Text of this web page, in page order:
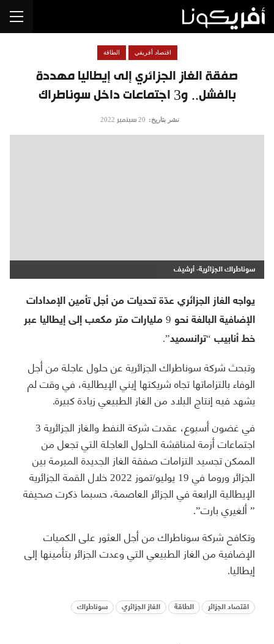
صفقة الغاز الجزائري إلى إيطاليا مهددة
بالفشل.. و3 اجتماعات داخل سوناطراك
اقتصاد أفريقي الطاقة
نشر بتاريخ: 20 سبتمبر 2022
سوناطراك الجزائرية- أرشيف
يواجه الغاز الجزائري عدّة تحديات من أجل تأمين الإمدادات
الإضافية البالغة نحو 9 مليارات متر مكعب إلى إيطاليا عبر
خط أنابيب “ترانسميد”.
وتبحث شركة سوناطراك الجزائرية عن حلول عاجلة من أجل
الوفاء بالتزاماتها تجاه شريكتها إيني الإيطالية، في وقت لم
يشهد فيه إنتاج البلاد من الغاز الطبيعي زيادة كبيرة.
في غضون أسبوع، عقدت شركة النفط والغاز الجزائرية 3
اجتماعات أزمة لمناقشة الحلول العاجلة التي تجعل من
الممكن تجسيد التزامات صفقة الغاز الجديدة المبرمة بين
الجزائر وروما في 19 يوليو/تموز 2022 خلال القمة الجزائرية
الإيطالية الرابعة في الجزائر العاصمة، حسبما ذكرت صحيفة
” ألغيري بارت”.
وتكافح شركة سوناطراك من أجل العثور على الكميات
الإضافية من الغاز الطبيعي التي وعدت الجزائر بتأمينها إلى
إيطاليا.
اقتصاد الجزائر الطاقة الغاز الجزائري سوناطراك